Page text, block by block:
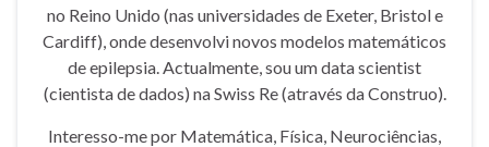
no Reino Unido (nas universidades de Exeter, Bristol e
Cardiff), onde desenvolvi novos modelos matemáticos
de epilepsia. Actualmente, sou um data scientist
(cientista de dados) na Swiss Re (através da Construo).
Interesso-me por Matemática, Física, Neurociências,